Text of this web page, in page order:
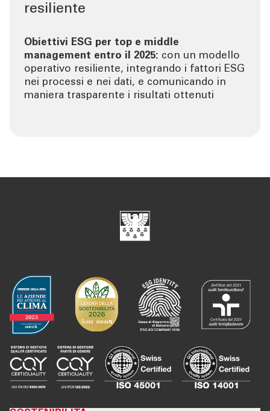
resiliente
Obiettivi ESG per top e middle
management entro il 2025: con un modello
operativo resiliente, integrando i fattori ESG
nei processi e nei dati, e comunicando in
maniera trasparente i risultati ottenuti